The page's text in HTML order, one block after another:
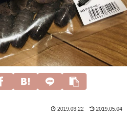
2019.03.22 2019.05.04